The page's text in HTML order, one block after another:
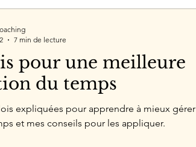
pour une meilleure
du temps
expliquées pour apprendre à mieux gérer
et mes conseils pour les appliquer.
7 min de lecture